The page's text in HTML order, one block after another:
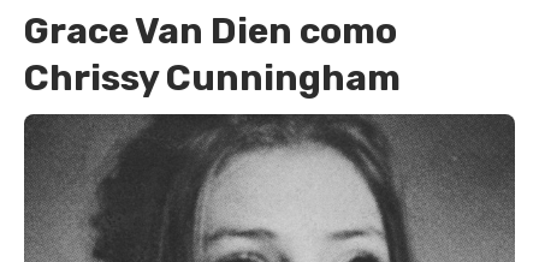
Grace Van Dien como
Chrissy Cunningham